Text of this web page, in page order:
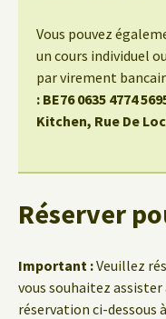
Vous pouvez
un cours individuel
par virement
: BE76 0635 4774
Kitchen, Rue De
Réserver
Important :Veuillez
vous souhaitez
réservation ci-dessous